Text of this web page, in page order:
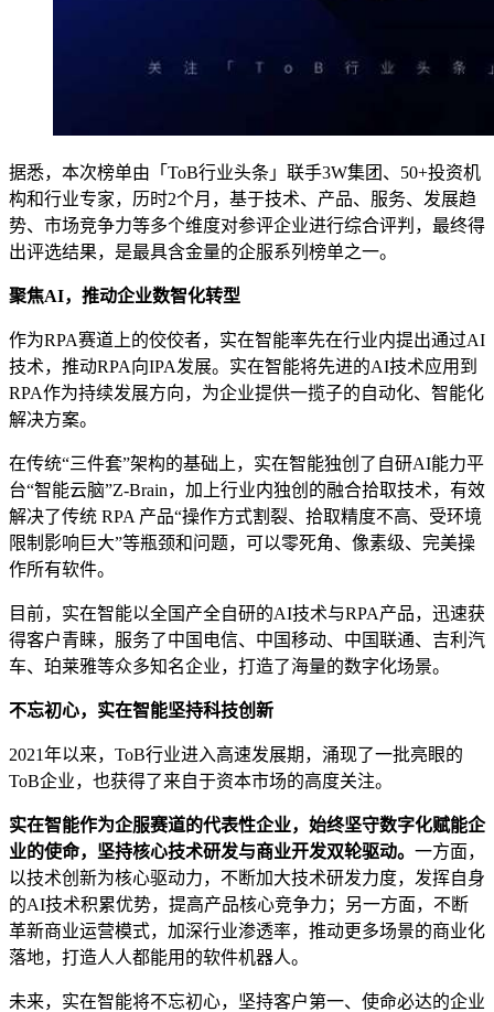
据悉，本次榜单由「ToB行业头条」联手3W集团、50+投资机
构和行业专家，历时2个月，基于技术、产品、服务、发展趋
势、市场竞争力等多个维度对参评企业进行综合评判，最终得
出评选结果，是最具含金量的企服系列榜单之一。
聚焦AI，推动企业数智化转型
作为RPA赛道上的佼佼者，实在智能率先在行业内提出通过AI
技术，推动RPA向IPA发展。实在智能将先进的AI技术应用到
RPA作为持续发展方向，为企业提供一揽子的自动化、智能化
解决方案。
在传统“三件套”架构的基础上，实在智能独创了自研AI能力平
台“智能云脑”Z-Brain，加上行业内独创的融合拾取技术，有效
解决了传统 RPA 产品“操作方式割裂、拾取精度不高、受环境
限制影响巨大”等瓶颈和问题，可以零死角、像素级、完美操
作所有软件。
目前，实在智能以全国产全自研的AI技术与RPA产品，迅速获
得客户青睐，服务了中国电信、中国移动、中国联通、吉利汽
车、珀莱雅等众多知名企业，打造了海量的数字化场景。
不忘初心，实在智能坚持科技创新
2021年以来，ToB行业进入高速发展期，涌现了一批亮眼的
ToB企业，也获得了来自于资本市场的高度关注。
实在智能作为企服赛道的代表性企业，始终坚守数字化赋能企
业的使命，坚持核心技术研发与商业开发双轮驱动。 一方面，
以技术创新为核心驱动力，不断加大技术研发力度，发挥自身
的AI技术积累优势，提高产品核心竞争力；另一方面，不断
革新商业运营模式，加深行业渗透率，推动更多场景的商业化
落地，打造人人都能用的软件机器人。
未来，实在智能将不忘初心，坚持客户第一、使命必达的企业